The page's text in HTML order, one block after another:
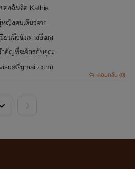
องฉันคือ Kathie
ญิงคนเดียวจาก
ยนถึงฉันทางอีเมล
คัญที่จะจักรกับคุณ
ตอบกลับ (0)